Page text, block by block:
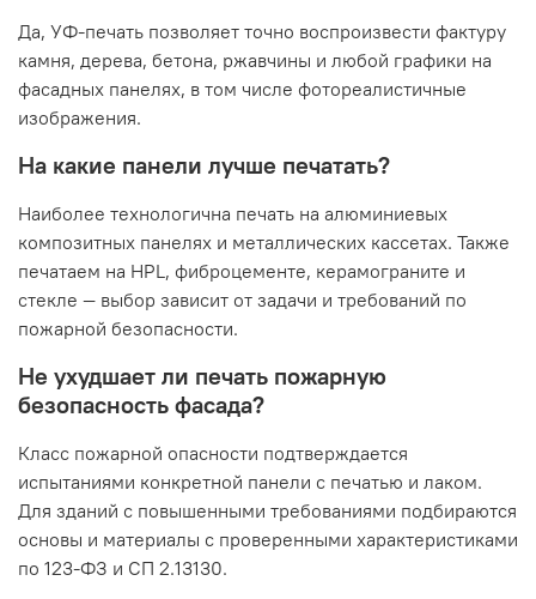
Да, УФ-печать позволяет точно воспроизвести фактуру
камня, дерева, бетона, ржавчины и любой графики на
фасадных панелях, в том числе фотореалистичные
изображения.
На какие панели лучше печатать?
Наиболее технологична печать на алюминиевых
композитных панелях и металлических кассетах. Также
печатаем на HPL, фиброцементе, керамограните и
стекле — выбор зависит от задачи и требований по
пожарной безопасности.
Не ухудшает ли печать пожарную
безопасность фасада?
Класс пожарной опасности подтверждается
испытаниями конкретной панели с печатью и лаком.
Для зданий с повышенными требованиями подбираются
основы и материалы с проверенными характеристиками
по 123-ФЗ и СП 2.13130.